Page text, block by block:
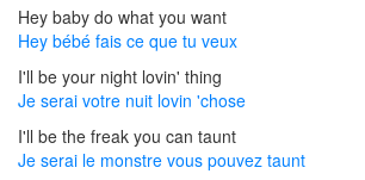
Hey baby do what you want
Hey bébé fais ce que tu veux
I'll be your night lovin' thing
Je serai votre nuit lovin 'chose
I'll be the freak you can taunt
Je serai le monstre vous pouvez taunt